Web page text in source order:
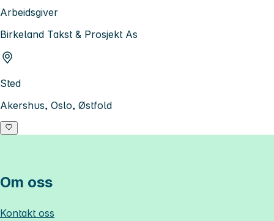
Arbeidsgiver
Birkeland Takst & Prosjekt As
Sted
Akershus, Oslo, Østfold
Om oss
Kontakt oss